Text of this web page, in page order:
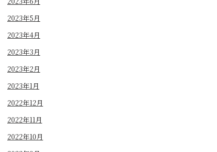
2023年5月
2023年4月
2023年3月
2023年2月
2023年1月
2022年12月
2022年11月
2022年10月